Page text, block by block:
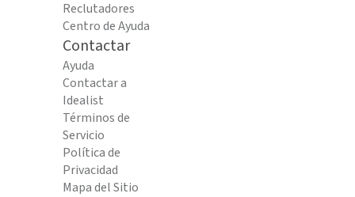
Reclutadores
Centro de Ayuda
Contactar
Ayuda
Contactar a
Idealist
Términos de
Servicio
Política de
Privacidad
Mapa del Sitio